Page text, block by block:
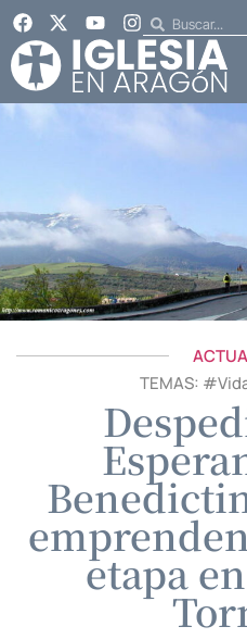
TEMAS: #
etapa